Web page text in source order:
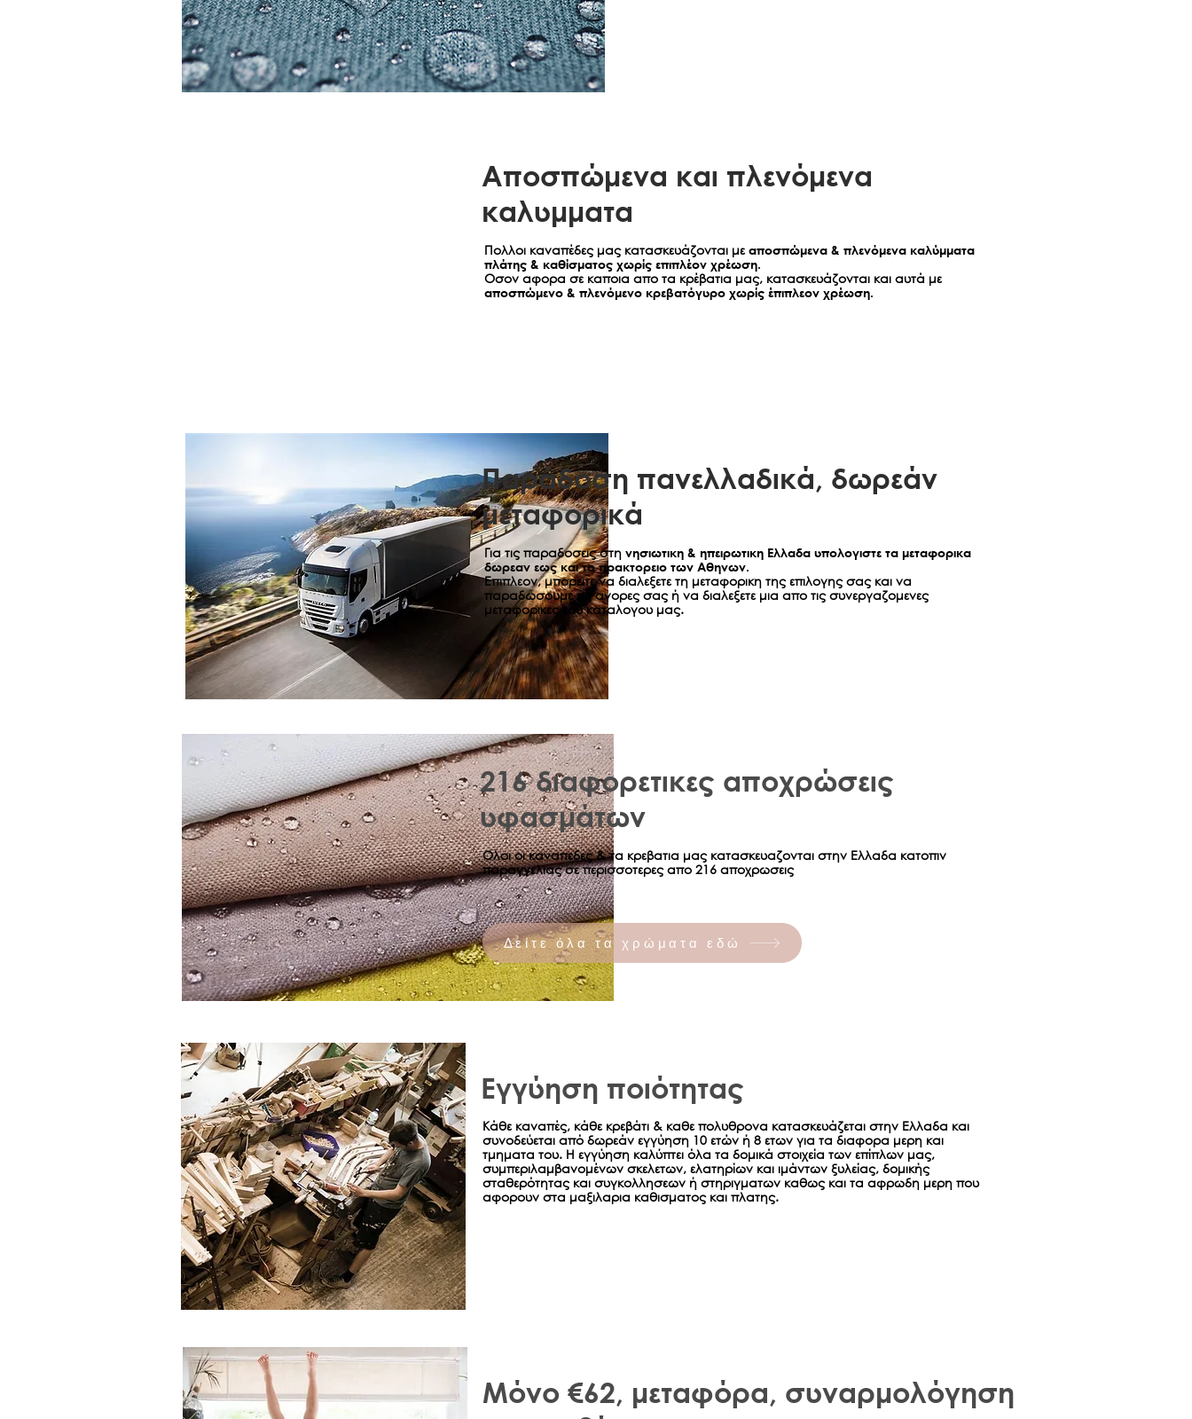
Aποσπώμενα και πλενόμενα
καλυμματα
Πολλοι καναπέδες μας κατασκευάζονται μεαποσπώμενα & πλενόμενα καλύμματα
πλάτης & καθίσματος χωρίς επιπλέον χρέωση.
Οσον αφορα σε καποια απο τα κρέβατια μας, κατασκευάζονται και αυτά με
αποσπώμενο & πλενόμενο κρεβατόγυρο χωρίς έπιπλεον χρέωση.
Παράδοση πανελλαδικά, δωρεάν
μεταφορικά
Για τις παραδοσεις στη νησιωτικη & ηπειρωτικη Ελλαδα υπολογιστε τα μεταφορικα
δωρεαν εως και το πρακτορειο των Αθηνων.
Επιπλεον, μπορειτε να διαλεξετε τη μεταφορικη της επιλογης σας και να
παραδωσουμε τις αγορες σας ή να διαλεξετε μια απο τις συνεργαζομενες
μεταφορικες του καταλογου μας.
216 διαφορετικες αποχρώσεις
υφασμάτων
Ολοι οι καναπεδες & τα κρεβατια μας κατασκευαζονται στην Ελλαδα κατοπιν
παραγγελιας σε περισσοτερες απο 216 αποχρωσεις
Δείτε όλα τα χρώματα εδώ
Εγγύηση ποιότητας
Κάθε καναπές, κάθε κρεβάτι & καθε πολυθρονα κατασκευάζεται στην Ελλαδα και
συνοδεύεται από δωρεάν εγγύηση 10 ετών ή 8 ετων για τα διαφορα μερη και
τμηματα του. Η εγγύηση καλύπτει όλα τα δομικά στοιχεία των επίπλων μας,
συμπεριλαμβανομένων σκελετων, ελατηρίων και ιμάντων ξυλείας, δομικής
σταθερότητας και συγκολλησεων ή στηριγματων καθως και τα αφρωδη μερη που
αφορουν στα μαξιλαρια καθισματος και πλατης.
Μόνο €62, μεταφόρα, συναρμολόγηση